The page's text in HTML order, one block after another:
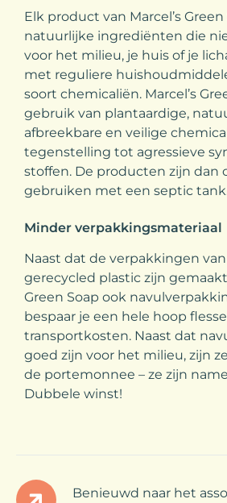
Elk product van Marcel’s
natuurlijke ingrediënten die
voor het milieu, je huis of je
met reguliere
soort chemicaliën. Marcel’s
gebruik van plantaardige,
afbreekbare en veilige
tegenstelling tot agressieve
stoffen. De producten zijn dan
gebruiken met een septic
Minder verpakkingsmateriaal
Naast dat de verpakkingen van
gerecycled plastic zijn
Green Soap ook
bespaar je een hele hoop
transportkosten. Naast dat
goed zijn voor het milieu, zijn
de portemonnee – ze zijn
Dubbele winst!
Benieuwd naar het